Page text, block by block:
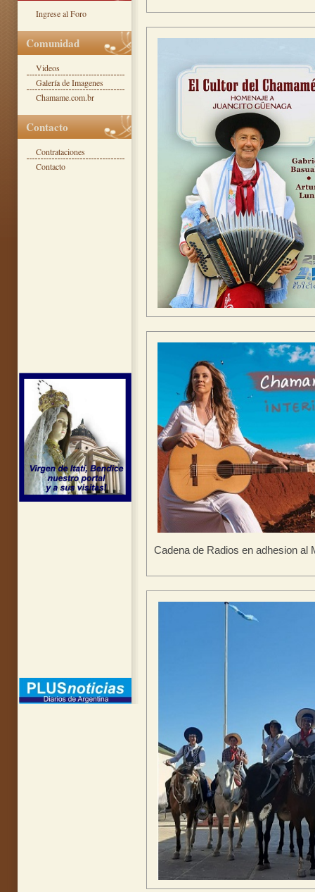
Cadena de Radios en adhesion al
Ingrese al Foro
Comunidad
Videos
Galería de Imagenes
Chamame.com.br
Contacto
Contrataciones
Contacto